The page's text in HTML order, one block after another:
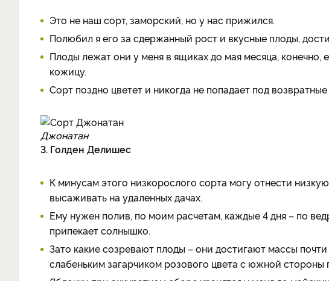
Это не наш сорт, заморский, но у нас прижился.
Полюбил я его за сдержанный рост и вкусные плоды,
Плоды лежат они у меня в ящиках до мая месяца,
кожицу.
Сорт поздно цветет и никогда не попадает под
Джонатан
3. Голден Делишес
К минусам этого низкорослого сорта могу отнести
высаживать на удаленных дачах.
Ему нужен полив, по моим расчетам, каждые 4 дня – по
припекает солнышко.
Зато какие созревают плоды – они достигают массы
слабеньким загарчиком розового цвета с южной стороны